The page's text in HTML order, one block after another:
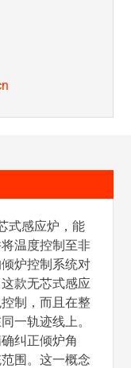
式感应炉，能
温度控制至非
炉控制系统对
款无芯式感应
制，而且在整
一轨迹线上。
纠正倾炉角
围。这一概念